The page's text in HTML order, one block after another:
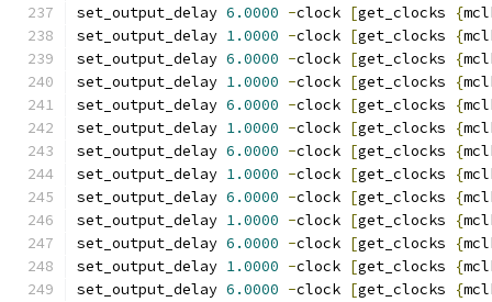
set_output_delay 6.0000 -clock [get_clocks {
set_output_delay 1.0000 -clock [get_clocks {
set_output_delay 6.0000 -clock [get_clocks {
set_output_delay 1.0000 -clock [get_clocks {
set_output_delay 6.0000 -clock [get_clocks {
set_output_delay 1.0000 -clock [get_clocks {
set_output_delay 6.0000 -clock [get_clocks {
set_output_delay 1.0000 -clock [get_clocks {
set_output_delay 6.0000 -clock [get_clocks {
set_output_delay 1.0000 -clock [get_clocks {
set_output_delay 6.0000 -clock [get_clocks {
set_output_delay 1.0000 -clock [get_clocks {
set_output_delay 6.0000 -clock [get_clocks {